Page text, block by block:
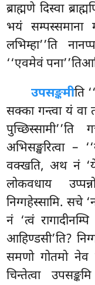
ब्राह्मणे दिस्वा
भयं सम्पस्समाना
लभिम्हा’’ति
‘‘एवमेवं
उपसङ्कमीति
सक्का गन्त्वा यं
पुच्छिस्सामी’’ति
अभिसङ्खरित्वा –
वक्खति, अथ नं ‘ये
लोकवधाय
निग्गहेस्सामि. सचे
नं ‘त्वं
आहिण्डसी’ति?
समणो गोतमो नेव
चिन्तेत्वा उपसङ्कमि